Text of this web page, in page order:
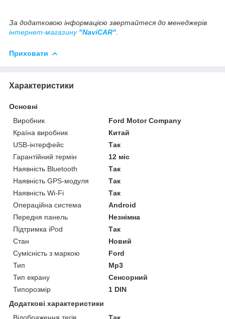
За додатковою інформацією звертайтеся до менеджерів
інтернет-магазину "NaviCAR"
Приховати
Характеристики
Основні
Виробник
Ford Motor Company
Країна виробник
Китай
USB-інтерфейс
Так
Гарантійний термін
12 міс
Наявність Bluetooth
Так
Наявність GPS-модуля
Так
Наявність Wi-Fi
Так
Операційна система
Android
Передня панель
Незнімна
Підтримка iPod
Так
Стан
Новий
Сумісність з маркою
Ford
Тип
Mp3
Тип екрану
Сенсорний
Типорозмір
1 DIN
Додаткові характеристики
Відображення тегів
Так